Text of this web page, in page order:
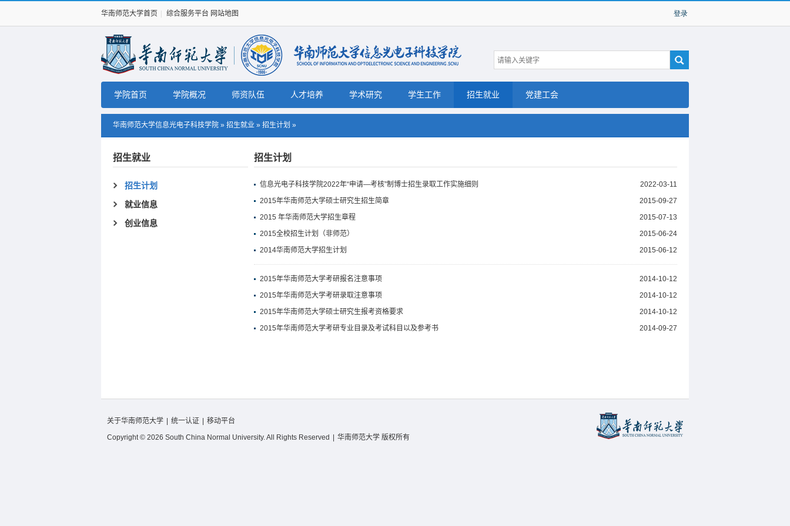
华南师范大学首页 综合服务平台 网站地图
学院首页 学院概况 师资队伍 人才培养 学术研究 学生工作 招生就业 党建工会
华南师范大学信息光电子科技学院 » 招生就业 » 招生计划 »
招生就业
招生计划
就业信息
创业信息
招生计划
2022-03-11
信息光电子科技学院2022年“申请—考核”制博士招生录取工作实施细则
2015-09-27
2015年华南师范大学硕士研究生招生简章
2015-07-13
2015 年华南师范大学招生章程
2015-06-24
2015全校招生计划（非师范）
2015-06-12
2014华南师范大学招生计划
2014-10-12
2015年华南师范大学考研报名注意事项
2014-10-12
2015年华南师范大学考研录取注意事项
2014-10-12
2015年华南师范大学硕士研究生报考资格要求
2014-09-27
2015年华南师范大学考研专业目录及考试科目以及参考书
关于华南师范大学 统一认证
移动平台
Copyright © 2026 South China Normal University. All Rights Reserved
华南师范大学 版权所有